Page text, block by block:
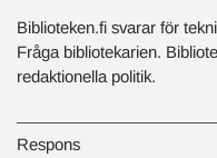
Biblioteken.fi svarar för
Fråga bibliotekarien.
redaktionella politik.
Respons